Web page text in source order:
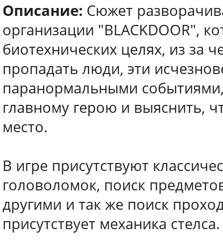
Описание: Сюжет
организации "BLACKDOOR",
биотехнических целях, из за
пропадать люди, эти
паранормальными
главному герою и выяснить,
место.
В игре присутствуют
головоломок, поиск
другими и так же поиск
присутствует механика стелса.